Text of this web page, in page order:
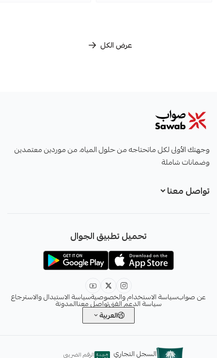
عرض الكل
وجهتك الأولى لكل ماتحتاجه من حلول المياه، من موردين معتمدين
وضمانات شاملة
تواصل معنا
info@sawab.app
تحميل تطبيق الجوال
عن صوابسياسة الاستخدام والخصوصيةسياسة الاستبدال والاسترجاع
سياسة الدعم الفنيتواصل معناالمدونة
العربية
السجل التجاري الرقم الضريبي